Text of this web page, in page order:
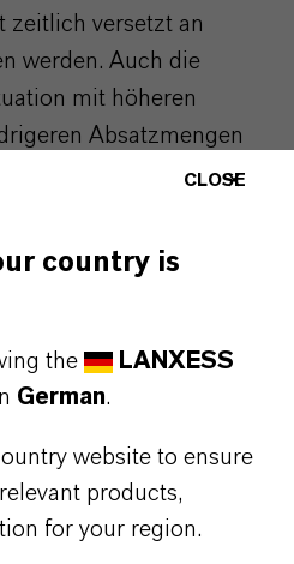
zeitlich versetzt an
werden. Auch die
mit höheren
Absatzmengen
das Ergebnis aus.
dass die EBITDA-
auf 12,6 Prozent
Additives
Verkaufspreise
weitergeben und
um 34,5 Prozent von
CLOSE
country is
the
LANXESS
German.
website to ensure
products,
for your region.